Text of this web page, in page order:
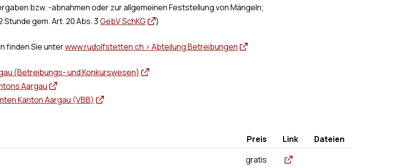
bzw. -abnahmen oder zur allgemeinen Feststellung von Mängeln;
Stunde gem. Art. 20 Abs. 3GebV SchKG )
finden Sie unterwww.rudolfstetten.ch > Abteilung Betreibungen
(Betreibungs- und Konkurswesen)
Aargau
Kanton Aargau (VBB)
Preis Link
Dateien
gratis Ablauf einer Betreibung